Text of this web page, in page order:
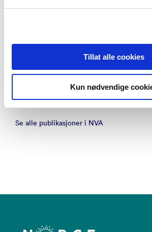
Tillat alle cookies
Kun nødvendige
– The Cryosphere 2026
Vitenskapelig artikkel
Surface wave impacts on turbulent
length parameterization
– Ocean Modelling 2026
Se alle publikasjoner i NVA